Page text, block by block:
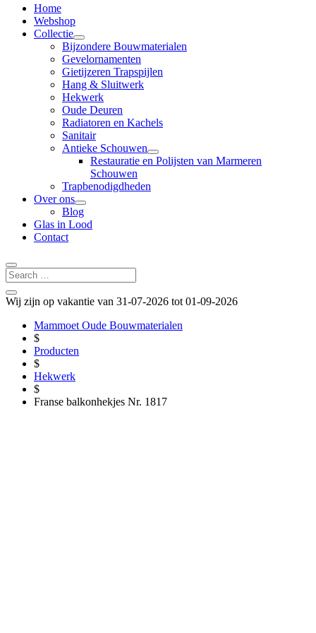
Home
Webshop
Collectie
Bijzondere Bouwmaterialen
Gevelornamenten
Gietijzeren Trapspijlen
Hang & Sluitwerk
Hekwerk
Oude Deuren
Radiatoren en Kachels
Sanitair
Antieke Schouwen
Restauratie en Polijsten van Marmeren
Schouwen
Trapbenodigdheden
Over ons
Blog
Glas in Lood
Contact
Wij zijn op vakantie van 31-07-2026 tot 01-09-2026
Mammoet Oude Bouwmaterialen
$
Producten
$
Hekwerk
$
Franse balkonhekjes Nr. 1817